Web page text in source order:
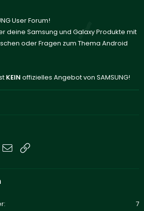
User Forum!
deine Samsung und Galaxy Produkte mit
oder Fragen zum Thema Android
KEIN offizielles Angebot von SAMSUNG!
WhatsApp
E-Mail
7